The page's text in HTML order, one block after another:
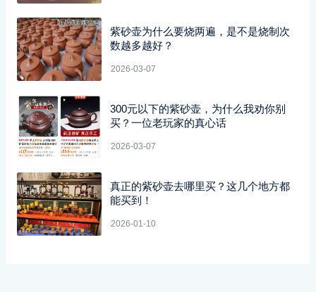
紫砂壶为什么要烧两遍，是不是烧制次
数越多越好？
2026-03-07
300元以下的紫砂壶，为什么我劝你别
买？一位老玩家的真心话
2026-03-07
真正的紫砂壶去哪里买？这几个地方都
能买到！
2026-01-10